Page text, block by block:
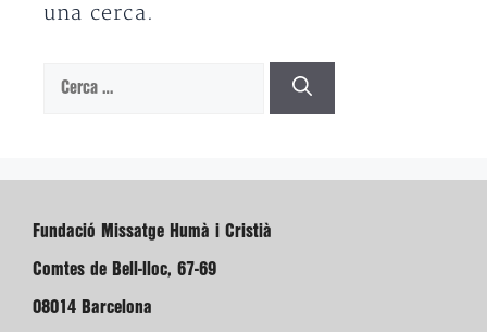
una cerca.
Cerca:
Fundació Missatge Humà i Cristià
Comtes de Bell-lloc, 67-69
08014 Barcelona